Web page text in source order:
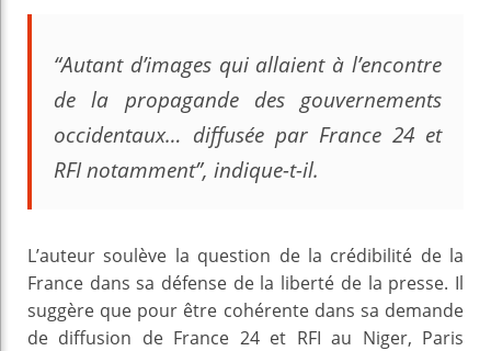
“Autant d’images qui allaient à l’encontre
de la propagande des gouvernements
occidentaux… diffusée par France 24 et
RFI notamment”, indique-t-il.
L’auteur soulève la question de la crédibilité de la
France dans sa défense de la liberté de la presse. Il
suggère que pour être cohérente dans sa demande
de diffusion de France 24 et RFI au Niger, Paris